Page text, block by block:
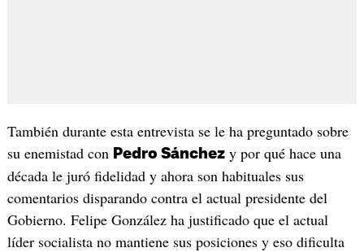
También durante esta entrevista se le ha preguntado sobre
su enemistad con Pedro Sánchezy por qué hace una
década le juró fidelidad y ahora son habituales sus
comentarios disparando contra el actual presidente del
Gobierno. Felipe González ha justificado que el actual
líder socialista no mantiene sus posiciones y eso dificulta